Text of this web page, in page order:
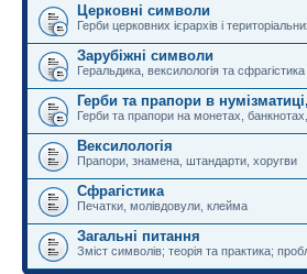
Церковні символи
Герби церковних ієрархів і
Зарубіжні символи
Геральдика, вексилологія та
Герби та прапори в нумізматиці,
Герби та прапори на монетах,
Вексилологія
Прапори, знамена, штандарти, хоругви
Сфрагістика
Печатки, молівдовули, клейма
Загальні питання
Зміст символів; теорія та практика;